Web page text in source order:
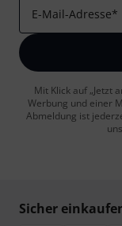
E-Mail-Adresse*
Mit Klick auf „Jetzt
Werbung und einer
Abmeldung ist
Sicher